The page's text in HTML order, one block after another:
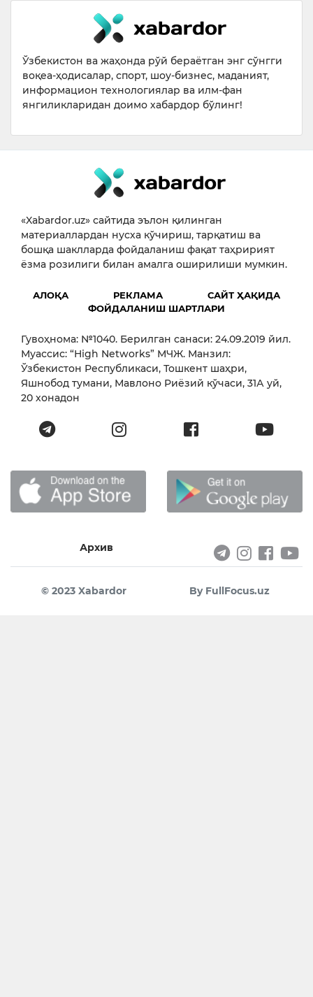
Ўзбекистон ва жаҳонда рўй бераётган энг сўнгги
воқеа-ҳодисалар, спорт, шоу-бизнес, маданият,
информацион технологиялар ва илм-фан
янгиликларидан доимо хабардор бўлинг!
«Xabardor.uz» сайтида эълон қилинган
материаллардан нусха кўчириш, тарқатиш ва
бошқа шаклларда фойдаланиш фақат таҳририят
ёзма розилиги билан амалга оширилиши мумкин.
АЛОҚА РЕКЛАМА
САЙТ ҲАҚИДА
ФОЙДАЛАНИШ ШАРТЛАРИ
Гувоҳнома: №1040. Берилган санаси: 24.09.2019 йил.
Муассис: “High Networks” МЧЖ. Манзил:
Ўзбекистон Республикаси, Тошкент шаҳри,
Яшнобод тумани, Мавлоно Риёзий кўчаси, 31А уй,
20 хонадон
Архив
© 2023 Xabardor By FullFocus.uz